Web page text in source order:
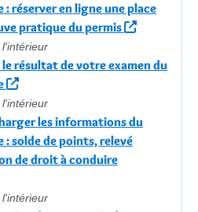
: réserver en ligne une place
pratique du permis
résultat de votre examen du
les informations du
: solde de points, relevé
de droit à conduire